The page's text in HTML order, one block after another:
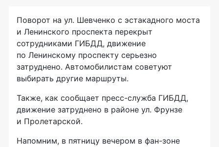
Поворот на ул. Шевченко с эстакадного моста
и Ленинского проспекта перекрыт
сотрудниками ГИБДД, движение
по Ленинскому проспекту серьезно
затруднено. Автомобилистам советуют
выбирать другие маршруты.
Также, как сообщает пресс-служба ГИБДД,
движение затруднено в районе ул. Фрунзе
и Пролетарской.
Напомним, в пятницу вечером в фан-зоне